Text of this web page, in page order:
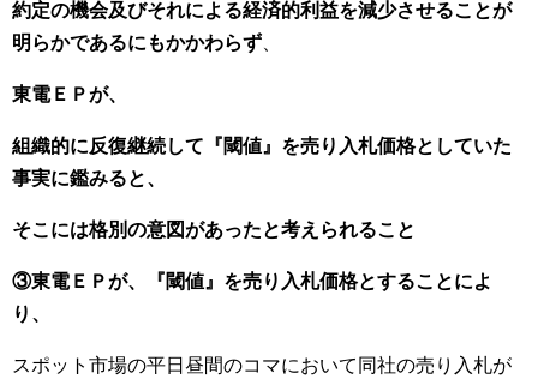
約定の機会及びそれによる経済的利益を減少させることが
明らかであるにもかかわらず
東電ＥＰが、
組織的に反復継続して『閾値』を売り入札価格としていた
事実に鑑みると、
そこには格別の意図があったと考えられること
③東電ＥＰが、『閾値』を売り入札価格とすることによ
り、
スポット市場の平日昼間のコマにおいて同社の売り入札が